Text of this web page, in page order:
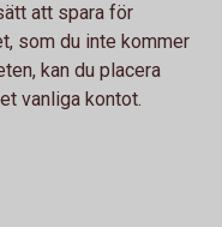
att spara för
som du inte kommer
kan du placera
vanliga kontot.